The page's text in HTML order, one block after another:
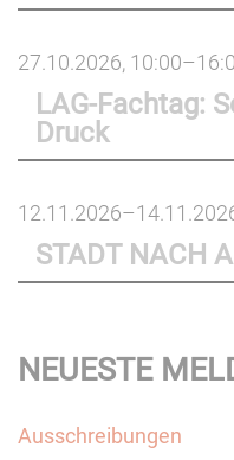
27.10.2026,
LAG-Fachtag:
Druck
STADT NACH
NEUESTE
Ausschreibungen